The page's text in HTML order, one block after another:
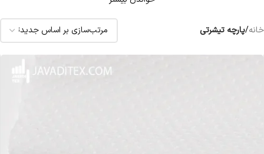
خانه/پارچه تیشرتی